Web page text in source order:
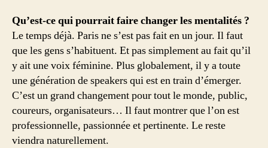
Qu’est-ce qui pourrait faire changer les mentalités ?
Le temps déjà. Paris ne s’est pas fait en un jour. Il faut
que les gens s’habituent. Et pas simplement au fait qu’il
y ait une voix féminine. Plus globalement, il y a toute
une génération de speakers qui est en train d’émerger.
C’est un grand changement pour tout le monde, public,
coureurs, organisateurs… Il faut montrer que l’on est
professionnelle, passionnée et pertinente. Le reste
viendra naturellement.